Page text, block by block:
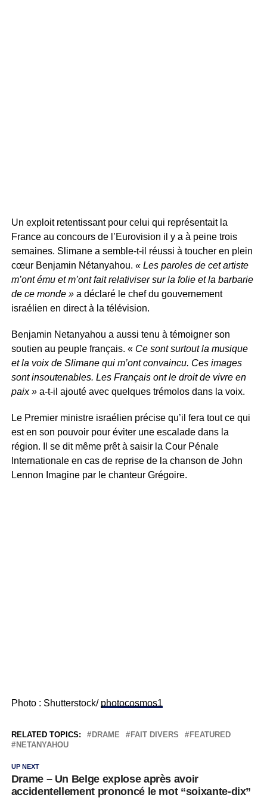
Un exploit retentissant pour celui qui représentait la
France au concours de l’Eurovision il y a à peine trois
semaines. Slimane a semble-t-il réussi à toucher en plein
cœur Benjamin Nétanyahou. « Les paroles de cet artiste
m’ont ému et m’ont fait relativiser sur la folie et la barbarie
de ce monde » a déclaré le chef du gouvernement
israélien en direct à la télévision.
Benjamin Netanyahou a aussi tenu à témoigner son
soutien au peuple français. « Ce sont surtout la musique
et la voix de Slimane qui m’ont convaincu. Ces images
sont insoutenables. Les Français ont le droit de vivre en
paix » a-t-il ajouté avec quelques trémolos dans la voix.
Le Premier ministre israélien précise qu’il fera tout ce qui
est en son pouvoir pour éviter une escalade dans la
région. Il se dit même prêt à saisir la Cour Pénale
Internationale en cas de reprise de la chanson de John
Lennon Imagine par le chanteur Grégoire.
Photo : Shutterstock/ photocosmos1
RELATED TOPICS: DRAME FAIT DIVERS
FEATURED
NETANYAHOU
UP NEXT
Drame – Un Belge explose après avoir
accidentellement prononcé le mot “soixante-dix”